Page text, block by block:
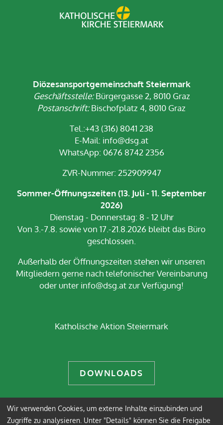
Diözesansportgemeinschaft Steiermark
Geschäftsstelle:Bürgergasse 2, 8010 Graz
Postanschrift:Bischofplatz 4, 8010 Graz
Tel.:+43 (316) 8041 238
E-Mail: info@dsg.at
WhatsApp: 0676 8742 2356
ZVR-Nummer: 252909947
Sommer-Öffnungszeiten (13. Juli - 11. September
2026)
Dienstag - Donnerstag: 8 - 12 Uhr
Von 3.-7.8. sowie von 17.-21.8.2026 bleibt das Büro
geschlossen.
Außerhalb der Öffnungszeiten stehen wir unseren
Mitgliedern gerne nach telefonischer Vereinbarung
oder unter info@dsg.at zur Verfügung!
Katholische Aktion Steiermark
DOWNLOADS
Impressum Datenschutz
Wir verwenden Cookies, um externe Inhalte einzubinden und
Zugriffe zu analysieren. Unter "Details" können Sie die Freigabe